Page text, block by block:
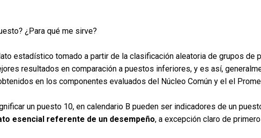
¿Para qué me sirve?
estadístico tomado a partir de la clasificación aleatoria de grupos de
resultados en comparación a puestos inferiores, y es así,
en los componentes evaluados del Núcleo Común y el el
un puesto 10, en calendario B pueden ser indicadores de un
esencial referente de un desempeño, a excepción claro de